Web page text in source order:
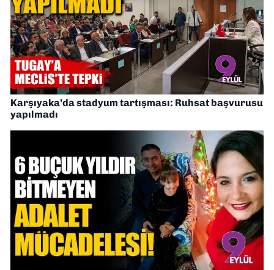
Karşıyaka’da stadyum tartışması: Ruhsat başvurusu
yapılmadı